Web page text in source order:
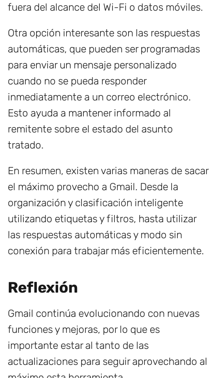
fuera del alcance del Wi-Fi o datos móviles.
Otra opción interesante son las respuestas
automáticas, que pueden ser programadas
para enviar un mensaje personalizado
cuando no se pueda responder
inmediatamente a un correo electrónico.
Esto ayuda a mantener informado al
remitente sobre el estado del asunto
tratado.
En resumen, existen varias maneras de sacar
el máximo provecho a Gmail. Desde la
organización y clasificación inteligente
utilizando etiquetas y filtros, hasta utilizar
las respuestas automáticas y modo sin
conexión para trabajar más eficientemente.
Reflexión
Gmail continúa evolucionando con nuevas
funciones y mejoras, por lo que es
importante estar al tanto de las
actualizaciones para seguir aprovechando al